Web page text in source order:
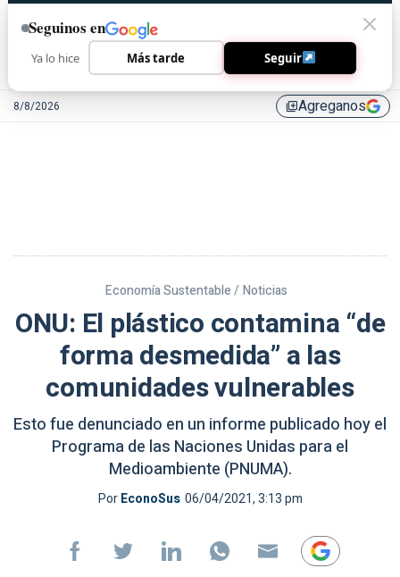
8/8/2026 library_addAgreganos
Economía Sustentable / Noticias
ONU: El plástico contamina “de
forma desmedida” a las
comunidades vulnerables
Esto fue denunciado en un informe publicado hoy el
Programa de las Naciones Unidas para el
Medioambiente (PNUMA).
PorEconoSus 06/04/2021, 3:13 pm
Seguinos en
Ya lo hice Más tarde Seguir